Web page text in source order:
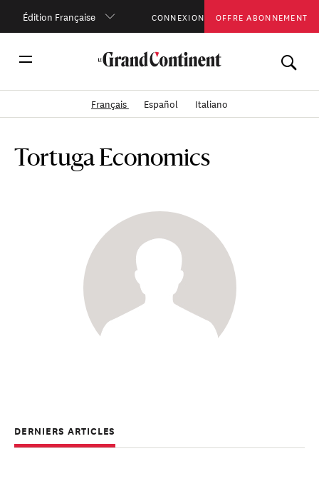
Édition Française CONNEXION OFFRE ABONNEMENT
Français Español Italiano
Tortuga Economics
DERNIERS ARTICLES